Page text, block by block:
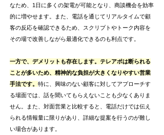
なため、1日に多くの架電が可能となり、商談機会を効率
的に増やせます。また、電話を通じてリアルタイムで顧
客の反応を確認できるため、スクリプトやトーク内容を
その場で改善しながら最適化できるのも利点です。
一方で、デメリットも存在します。テレアポは断られる
ことが多いため、精神的な負担が大きくなりやすい営業
手法です。 特に、興味のない顧客に対してアプローチす
る場面では、話を聞いてもらえないことも少なくありま
せん。また、対面営業と比較すると、電話だけでは伝え
られる情報量に限りがあり、詳細な提案を行うのが難し
い場合があります。